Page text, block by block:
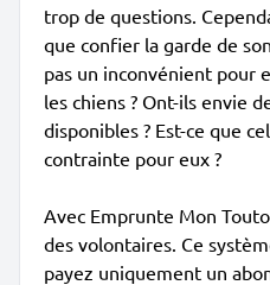
trop de questions.
que confier la garde de
pas un inconvénient pour
les chiens ? Ont-ils envie
disponibles ? Est-ce que
contrainte pour eux ?
Avec Emprunte Mon
des volontaires. Ce
payez uniquement un